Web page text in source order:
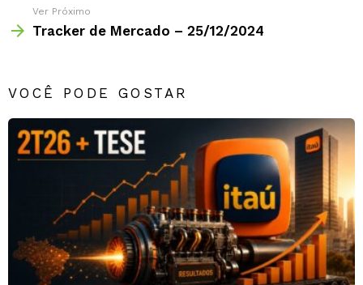
Ver Próximo
Tracker de Mercado – 25/12/2024
VOCÊ PODE GOSTAR